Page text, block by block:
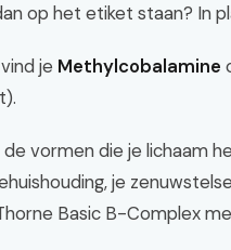
op het etiket staan? In
je Methylcobalamine
de vormen die je lichaam
je
Basic B-Complex